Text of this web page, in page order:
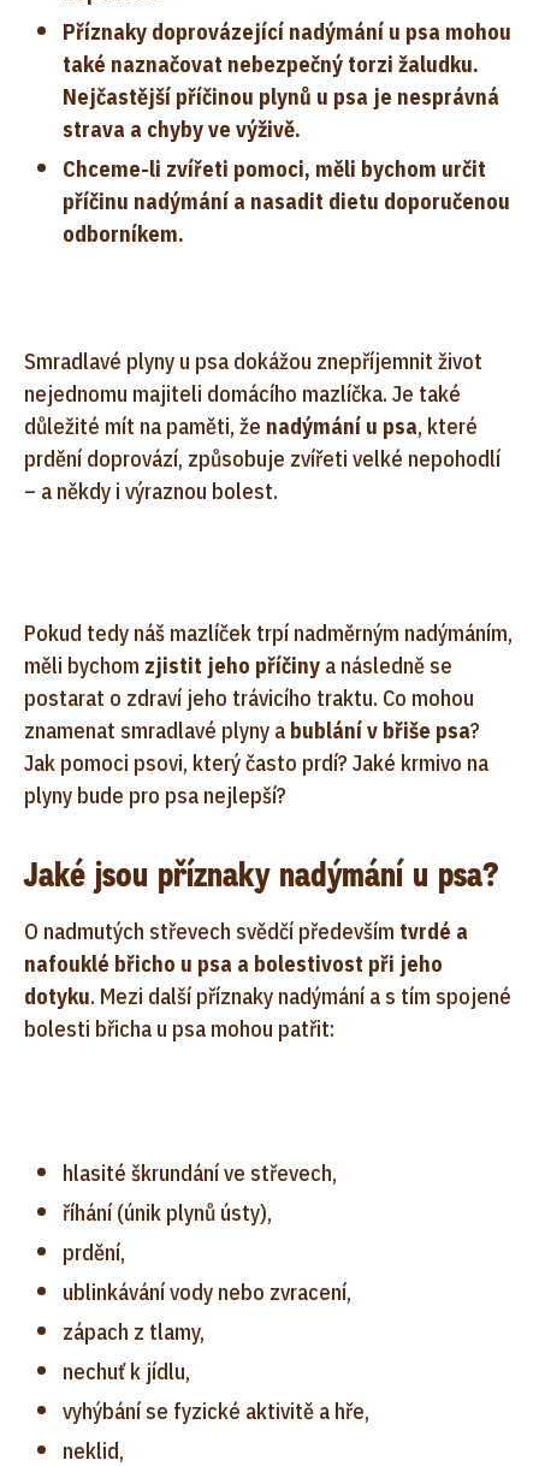
Příznaky doprovázející nadýmání u psa mohou
také naznačovat nebezpečný torzi žaludku.
Nejčastější příčinou plynů u psa je nesprávná
strava a chyby ve výživě.
Chceme-li zvířeti pomoci, měli bychom určit
příčinu nadýmání a nasadit dietu doporučenou
odborníkem.
Smradlavé plyny u psa dokážou znepříjemnit život
nejednomu majiteli domácího mazlíčka. Je také
důležité mít na paměti, že nadýmání u psa, které
prdění doprovází, způsobuje zvířeti velké nepohodlí
– a někdy i výraznou bolest.
Pokud tedy náš mazlíček trpí nadměrným nadýmáním,
měli bychom zjistit jeho příčiny a následně se
postarat o zdraví jeho trávicího traktu. Co mohou
znamenat smradlavé plyny a bublání v břiše psa?
Jak pomoci psovi, který často prdí? Jaké krmivo na
plyny bude pro psa nejlepší?
Jaké jsou příznaky nadýmání u psa?
O nadmutých střevech svědčí především tvrdé a
nafouklé břicho u psa a bolestivost při jeho
dotyku. Mezi další příznaky nadýmání a s tím spojené
bolesti břicha u psa mohou patřit:
hlasité škrundání ve střevech,
říhání (únik plynů ústy),
prdění,
ublinkávání vody nebo zvracení,
zápach z tlamy,
nechuť k jídlu,
vyhýbání se fyzické aktivitě a hře,
neklid,